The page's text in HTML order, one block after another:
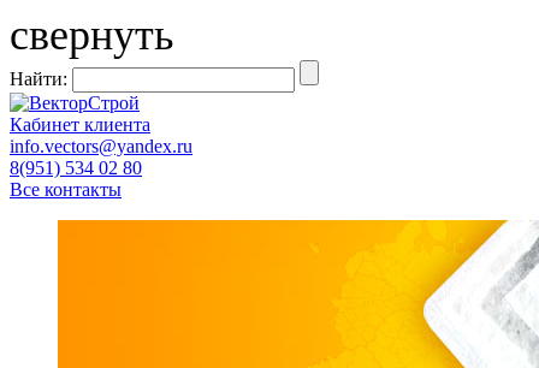
свернуть
Найти:
Кабинет клиента
info.vectors@yandex.ru
8(951) 534 02 80
Все контакты